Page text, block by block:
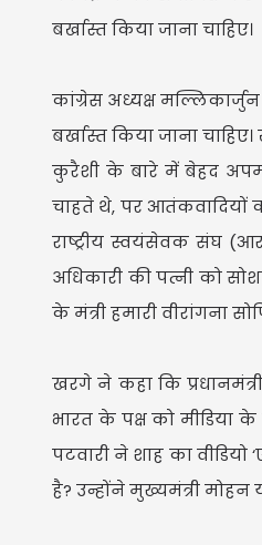
बर्खास्त किया जाना चाहिए।
कांग्रेस अध्यक्ष
बर्खास्त किया जाना
कुरैशी के बारे में बेहद
चाहते थे, पर आतंकवादियों
राष्ट्रीय स्वयंसेवक संघ
अधिकारी की पत्नी को
के मंत्री हमारी वीरांगना
खरगे ने कहा कि
भारत के पक्ष को मीडिया
पटवारी ने शाह का
है? उन्होंने मुख्यमंत्री मोहन